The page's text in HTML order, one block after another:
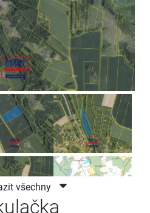
všechny